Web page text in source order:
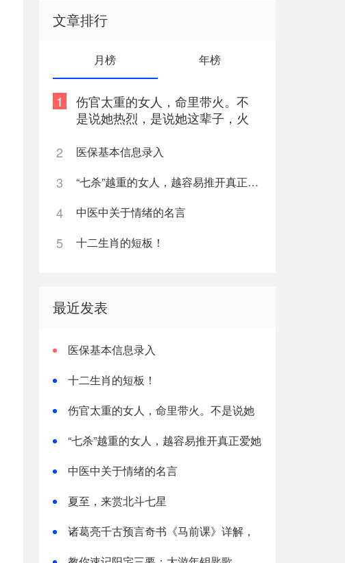
文章排行
月榜 年榜
1
伤官太重的女人，命里带火。不
是说她热烈，是说她这辈子，火
2
医保基本信息录入
3 “七杀”越重的女人，越容易推开真正爱她的人
4 中医中关于情绪的名言
5 十二生肖的短板！
最近发表
医保基本信息录入
十二生肖的短板！
伤官太重的女人，命里带火。不是说她
“七杀”越重的女人，越容易推开真正爱她
中医中关于情绪的名言
夏至，来赏北斗七星
诸葛亮千古预言奇书《马前课》详解，